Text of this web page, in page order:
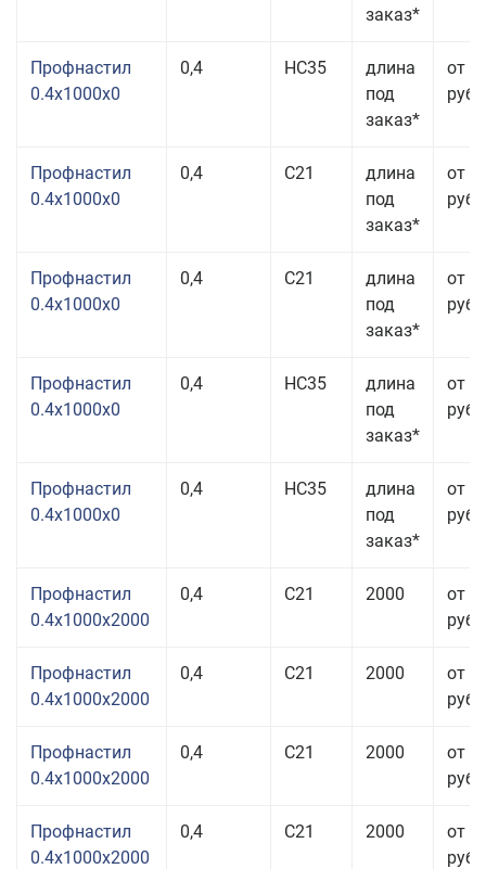
заказ*
Профнастил
0.4x1000x0
0,4 НС35
длина
под
заказ*
от
руб.
Профнастил
0.4x1000x0
0,4 С21
длина
под
заказ*
от
руб.
Профнастил
0.4x1000x0
0,4 С21
длина
под
заказ*
от
руб.
Профнастил
0.4x1000x0
0,4 НС35
длина
под
заказ*
от
руб.
Профнастил
0.4x1000x0
0,4 НС35
длина
под
заказ*
от
руб.
Профнастил
0.4x1000x2000
0,4 С21 2000
от
руб.
Профнастил
0.4x1000x2000
0,4 С21 2000
от
руб.
Профнастил
0.4x1000x2000
0,4 С21 2000
от
руб.
Профнастил
0.4x1000x2000
0,4 С21 2000
от
руб.